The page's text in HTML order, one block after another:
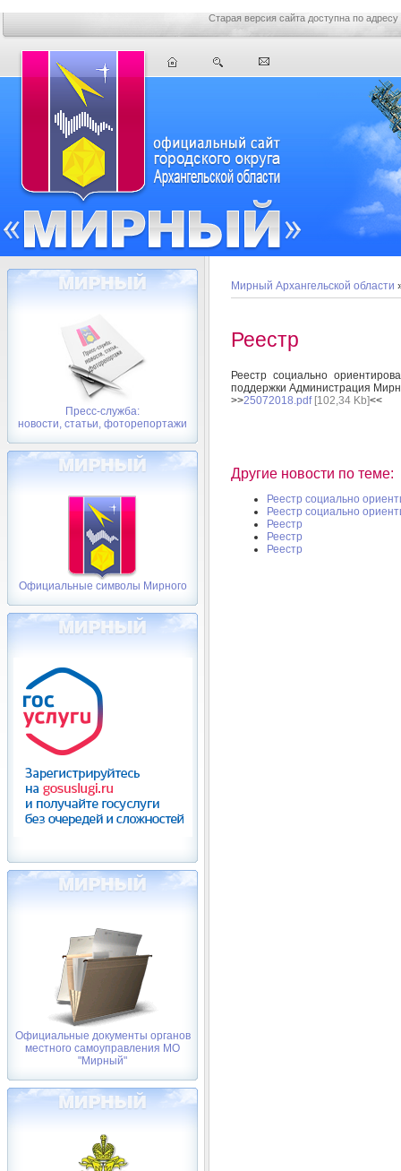
Старая версия сайта доступна по адресу
Пресс-служба:
новости, статьи, фоторепортажи
Официальные символы Мирного
Официальные документы органов
местного самоуправления МО
"Мирный"
Мирный Архангельской области
Реестр
Реестр социально
поддержки Администрация
>>25072018.pdf[102,34 Kb]<<
Другие новости по теме:
Реестр социально
Реестр социально
Реестр
Реестр
Реестр